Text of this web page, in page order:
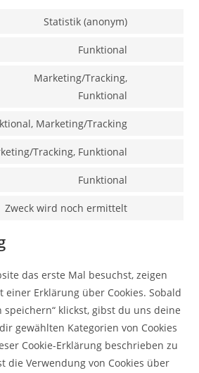
Statistik (anonym)
Funktional
Marketing/Tracking,
Funktional
Marketing/Tracking
Tracking, Funktional
Funktional
Zweck wird noch ermittelt
sonstiges
das erste Mal besuchst, zeigen
Erklärung über Cookies. Sobald
klickst, gibst du uns deine
gewählten Kategorien von Cookies
Cookie-Erklärung beschrieben zu
die Verwendung von Cookies über